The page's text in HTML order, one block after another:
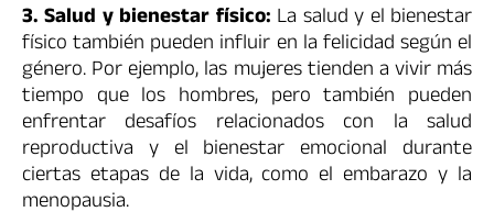
3. Salud y bienestar físico: La salud y el bienestar
físico también pueden influir en la felicidad según el
género. Por ejemplo, las mujeres tienden a vivir más
tiempo que los hombres, pero también pueden
enfrentar desafíos relacionados con la salud
reproductiva y el bienestar emocional durante
ciertas etapas de la vida, como el embarazo y la
menopausia.